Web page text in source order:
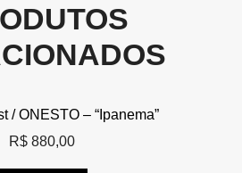
/ ONESTO – “Ipanema”
R$ 880,00